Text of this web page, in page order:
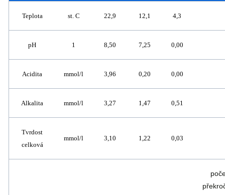
Teplota st. C 22,9 12,1 4,3
pH 1 8,50 7,25 0,00
Acidita mmol/l 3,96 0,20 0,00
Alkalita mmol/l 3,27 1,47 0,51
Tvrdost
celková
mmol/l 3,10 1,22 0,03